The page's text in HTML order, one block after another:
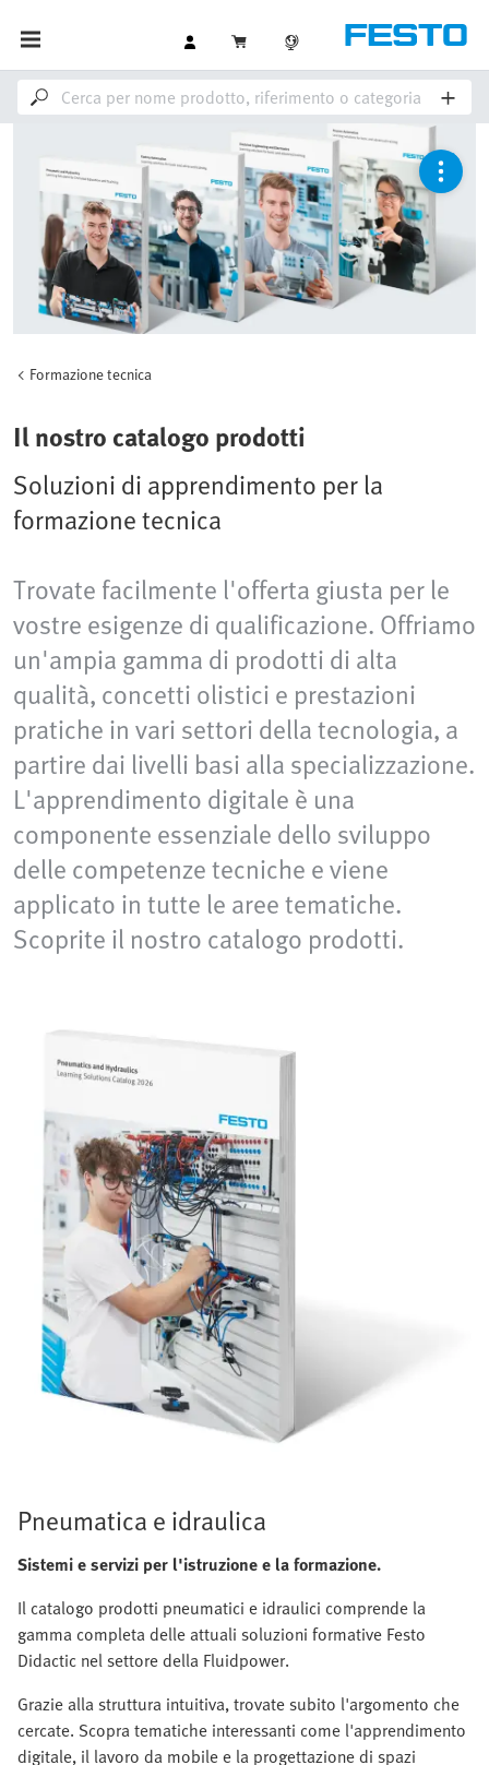
Formazione tecnica
Il nostro catalogo prodotti
Soluzioni di apprendimento per la
formazione tecnica
Trovate facilmente l'offerta giusta per le
vostre esigenze di qualificazione. Offriamo
un'ampia gamma di prodotti di alta
qualità, concetti olistici e prestazioni
pratiche in vari settori della tecnologia, a
partire dai livelli basi alla specializzazione.
L'apprendimento digitale è una
componente essenziale dello sviluppo
delle competenze tecniche e viene
applicato in tutte le aree tematiche.
Scoprite il nostro catalogo prodotti.
Pneumatica e idraulica
Sistemi e servizi per l'istruzione e la formazione.
Il catalogo prodotti pneumatici e idraulici comprende la
gamma completa delle attuali soluzioni formative Festo
Didactic nel settore della Fluidpower.
Grazie alla struttura intuitiva, trovate subito l'argomento che
cercate. Scopra tematiche interessanti come l'apprendimento
digitale, il lavoro da mobile e la progettazione di spazi